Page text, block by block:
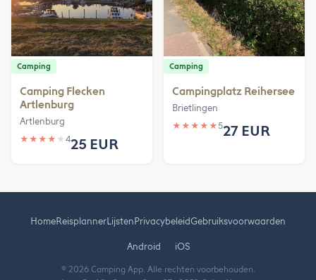
Camping
Camping Flecken
Artlenburg
Artlenburg
★ ★ ★ ★ ★ 425 EUR
Camping
Campingplatz Reihersee
Brietlingen
★ ★ ★ ★ ★527 EUR
HomeReisplannerLijstenPrivacybeleidGebruiksvoorwaarden
Android iOS
© 2026 Camping App. Alle rechten voorbehouden.